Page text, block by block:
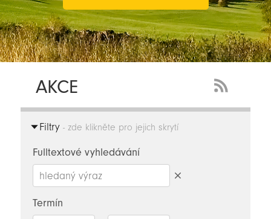
AKCE
Feed
Filtry- zde klikněte pro jejich skrytí
Fulltextové vyhledávání
Termín